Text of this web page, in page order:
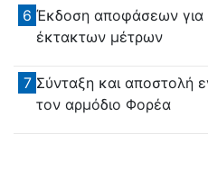
6 Έκδοση αποφάσεων για
έκτακτων μέτρων
7 Σύνταξη και αποστολή
τον αρμόδιο Φορέα